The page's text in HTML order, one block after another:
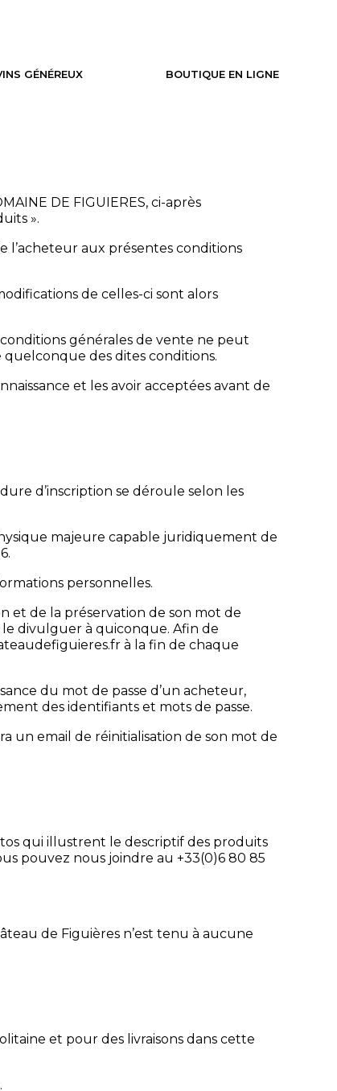
GÉNÉREUX BOUTIQUE EN LIGNE
DE FIGUIERES, ci-après
».
l’acheteur aux présentes conditions
de celles-ci sont alors
générales de vente ne peut
des dites conditions.
et les avoir acceptées avant de
d’inscription se déroule selon les
majeure capable juridiquement de
personnelles.
et de la préservation de son mot de
divulguer à quiconque. Afin de
à la fin de chaque
du mot de passe d’un acheteur,
des identifiants et mots de passe.
un email de réinitialisation de son mot de
qui illustrent le descriptif des produits
pouvez nous joindre au +33(0)6 80 85
de Figuières n’est tenu à aucune
et pour des livraisons dans cette